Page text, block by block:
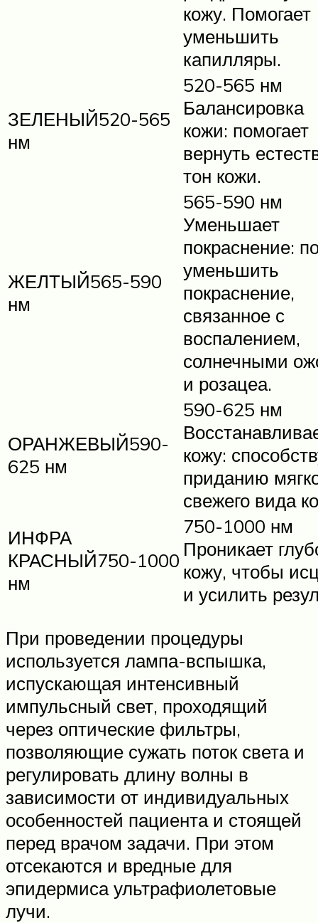
кожу. Помогает
уменьшить
капилляры.
ЗЕЛЕНЫЙ520-565
нм
520-565 нм
Балансировка
кожи: помогает
вернуть
тон кожи.
ЖЕЛТЫЙ565-590
нм
565-590 нм
Уменьшает
покраснение:
уменьшить
покраснение,
связанное с
воспалением,
солнечными
и розацеа.
ОРАНЖЕВЫЙ590-
625 нм
590-625 нм
кожу:
приданию
свежего вида
ИНФРА
КРАСНЫЙ750-1000
нм
750-1000 нм
Проникает
кожу, чтобы
и усилить
При проведении процедуры
используется лампа-вспышка,
испускающая интенсивный
импульсный свет, проходящий
через оптические фильтры,
позволяющие сужать поток света и
регулировать длину волны в
зависимости от индивидуальных
особенностей пациента и стоящей
перед врачом задачи. При этом
отсекаются и вредные для
эпидермиса ультрафиолетовые
лучи.